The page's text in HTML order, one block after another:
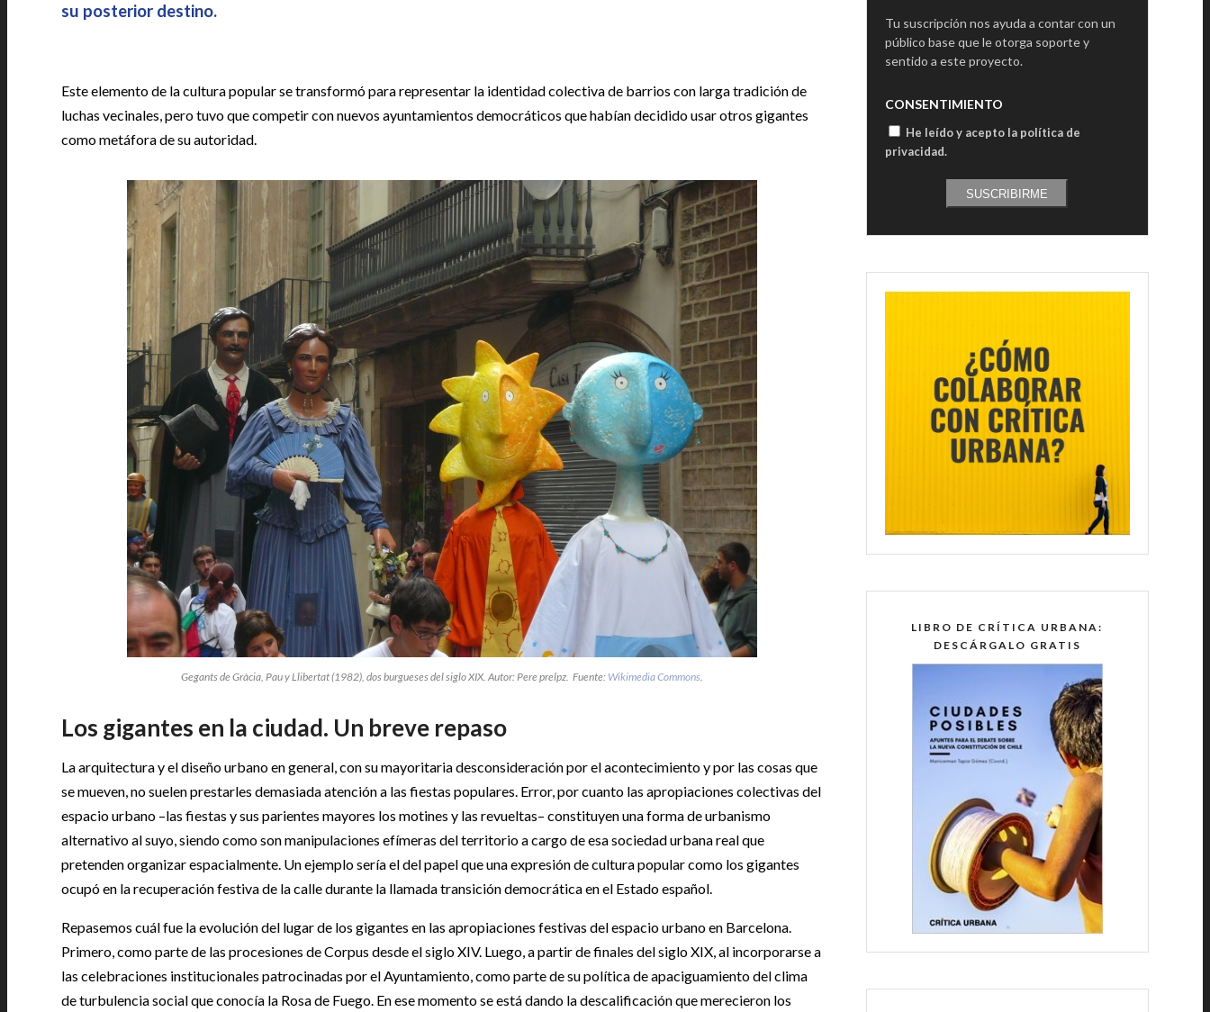
su posterior destino.
Este elemento de la cultura popular se transformó para representar la identidad colectiva de barrios con larga tradición de
luchas vecinales, pero tuvo que competir con nuevos ayuntamientos democráticos que habían decidido usar otros gigantes
como metáfora de su autoridad.
Gegants de Gràcia, Pau y Llibertat (1982), dos burgueses del siglo XIX. Autor: Pere prelpz. Fuente: Wikimedia Commons.
Los gigantes en la ciudad. Un breve repaso
La arquitectura y el diseño urbano en general, con su mayoritaria desconsideración por el acontecimiento y por las cosas que
se mueven, no suelen prestarles demasiada atención a las fiestas populares. Error, por cuanto las apropiaciones colectivas del
espacio urbano –las fiestas y sus parientes mayores los motines y las revueltas– constituyen una forma de urbanismo
alternativo al suyo, siendo como son manipulaciones efímeras del territorio a cargo de esa sociedad urbana real que
pretenden organizar espacialmente. Un ejemplo sería el del papel que una expresión de cultura popular como los gigantes
ocupó en la recuperación festiva de la calle durante la llamada transición democrática en el Estado español.
Repasemos cuál fue la evolución del lugar de los gigantes en las apropiaciones festivas del espacio urbano en Barcelona.
Primero, como parte de las procesiones de Corpus desde el siglo XIV. Luego, a partir de finales del siglo XIX, al incorporarse a
las celebraciones institucionales patrocinadas por el Ayuntamiento, como parte de su política de apaciguamiento del clima
de turbulencia social que conocía la Rosa de Fuego. En ese momento se está dando la descalificación que merecieron los
Tu suscripción nos ayuda a contar con un
público base que le otorga soporte y
sentido a este proyecto.
CONSENTIMIENTO
He leído y acepto la política de
privacidad.
SUSCRIBIRME
LIBRO DE CRÍTICA URBANA:
DESCÁRGALO GRATIS